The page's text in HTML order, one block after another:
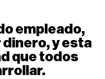
empleado,
y esta
que todos